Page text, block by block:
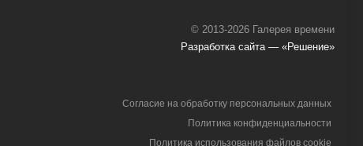
© 2013-2026 Галерея времени
Разработка сайта — «Решение»
Согласие на обработку персональных данных
Политика конфиденциальности
Политика использования файлов cookie